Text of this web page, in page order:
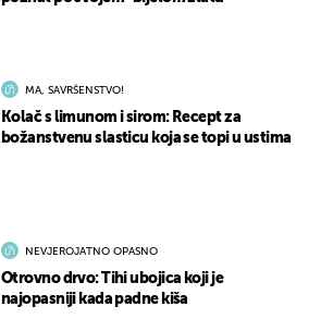
MA, SAVRŠENSTVO!
Kolač s limunom i sirom: Recept za
božanstvenu slasticu koja se topi u ustima
NEVJEROJATNO OPASNO
Otrovno drvo: Tihi ubojica koji je
najopasniji kada padne kiša